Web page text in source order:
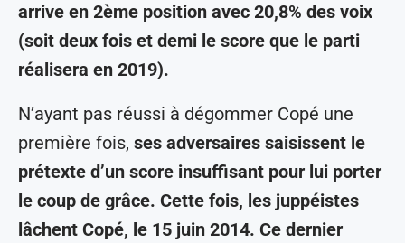
arrive en 2ème position avec 20,8% des voix
(soit deux fois et demi le score que le parti
réalisera en 2019).
N’ayant pas réussi à dégommer Copé une
première fois, ses adversaires saisissent le
prétexte d’un score insuffisant pour lui porter
le coup de grâce. Cette fois, les juppéistes
lâchent Copé, le 15 juin 2014. Ce dernier